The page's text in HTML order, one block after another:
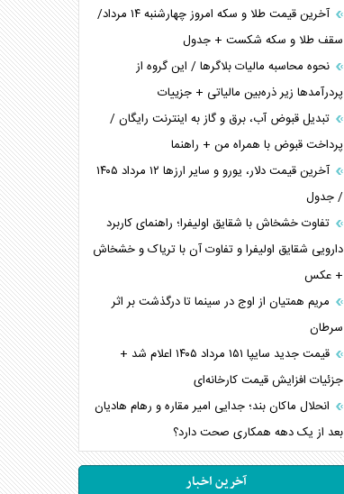
آخرین قیمت طلا و سکه امروز چهارشنبه ۱۴ مرداد/
سقف طلا و سکه شکست + جدول
نحوه محاسبه مالیات بلاگر‌ها / این گروه از
پردرآمد‌ها زیر ذره‌بین مالیاتی + جزییات
تبدیل قبوض آب، برق و گاز به اینترنت رایگان /
پرداخت قبوض با همراه من + راهنما
آخرین قیمت دلار، یورو و سایر ارز‌ها ۱۲ مرداد ۱۴۰۵
/ جدول
تفاوت خشخاش با شقایق اولیفرا؛ راهنمای کاربرد
دارویی شقایق اولیفرا و تفاوت آن با تریاک و خشخاش
+ عکس
مریم همتیان از اوج در سینما تا درگذشت بر اثر
سرطان
قیمت جدید سایپا ۱۵۱ مرداد ۱۴۰۵ اعلام شد +
جزئیات افزایش قیمت کارخانه‌ای
انحلال ماکان بند؛ جدایی امیر مقاره و رهام هادیان
بعد از یک دهه همکاری صحت دارد؟
آخرین اخبار